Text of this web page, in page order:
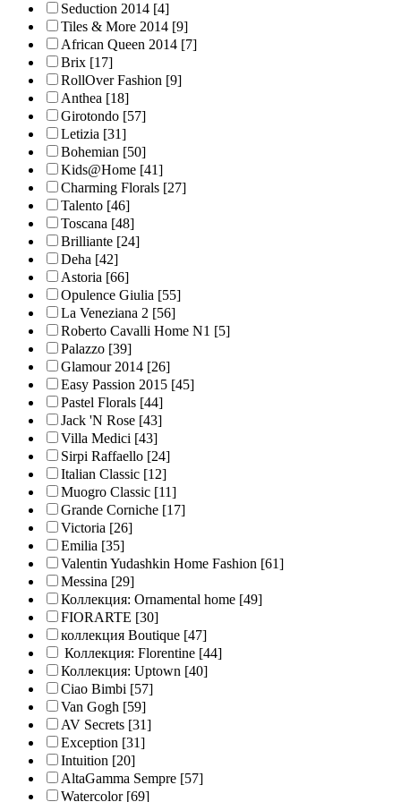
Seduction 2014 [4]
Tiles & More 2014 [9]
African Queen 2014 [7]
Brix [17]
RollOver Fashion [9]
Anthea [18]
Girotondo [57]
Letizia [31]
Bohemian [50]
Kids@Home [41]
Charming Florals [27]
Talento [46]
Toscana [48]
Brilliante [24]
Deha [42]
Astoria [66]
Opulence Giulia [55]
La Veneziana 2 [56]
Roberto Cavalli Home N1 [5]
Palazzo [39]
Glamour 2014 [26]
Easy Passion 2015 [45]
Pastel Florals [44]
Jack 'N Rose [43]
Villa Medici [43]
Sirpi Raffaello [24]
Italian Classic [12]
Muogro Сlassic [11]
Grande Corniche [17]
Victoria [26]
Emilia [35]
Valentin Yudashkin Home Fashion [61]
Messina [29]
Коллекция: Ornamental home [49]
FIORARTE [30]
коллекция Boutique [47]
Коллекция: Florentine [44]
Коллекция: Uptown [40]
Ciao Bimbi [57]
Van Gogh [59]
AV Secrets [31]
Exception [31]
Intuition [20]
AltaGamma Sempre [57]
Watercolor [69]